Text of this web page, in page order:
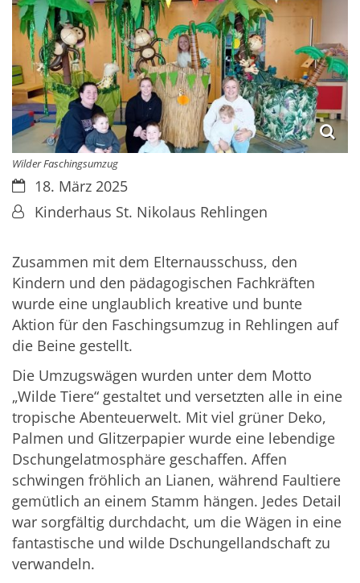
Wilder Faschingsumzug
Datum:18. März 2025
Von:Kinderhaus St. Nikolaus Rehlingen
Zusammen mit dem Elternausschuss, den
Kindern und den pädagogischen Fachkräften
wurde eine unglaublich kreative und bunte
Aktion für den Faschingsumzug in Rehlingen auf
die Beine gestellt.
Die Umzugswägen wurden unter dem Motto
„Wilde Tiere“ gestaltet und versetzten alle in eine
tropische Abenteuerwelt. Mit viel grüner Deko,
Palmen und Glitzerpapier wurde eine lebendige
Dschungelatmosphäre geschaffen. Affen
schwingen fröhlich an Lianen, während Faultiere
gemütlich an einem Stamm hängen. Jedes Detail
war sorgfältig durchdacht, um die Wägen in eine
fantastische und wilde Dschungellandschaft zu
verwandeln.